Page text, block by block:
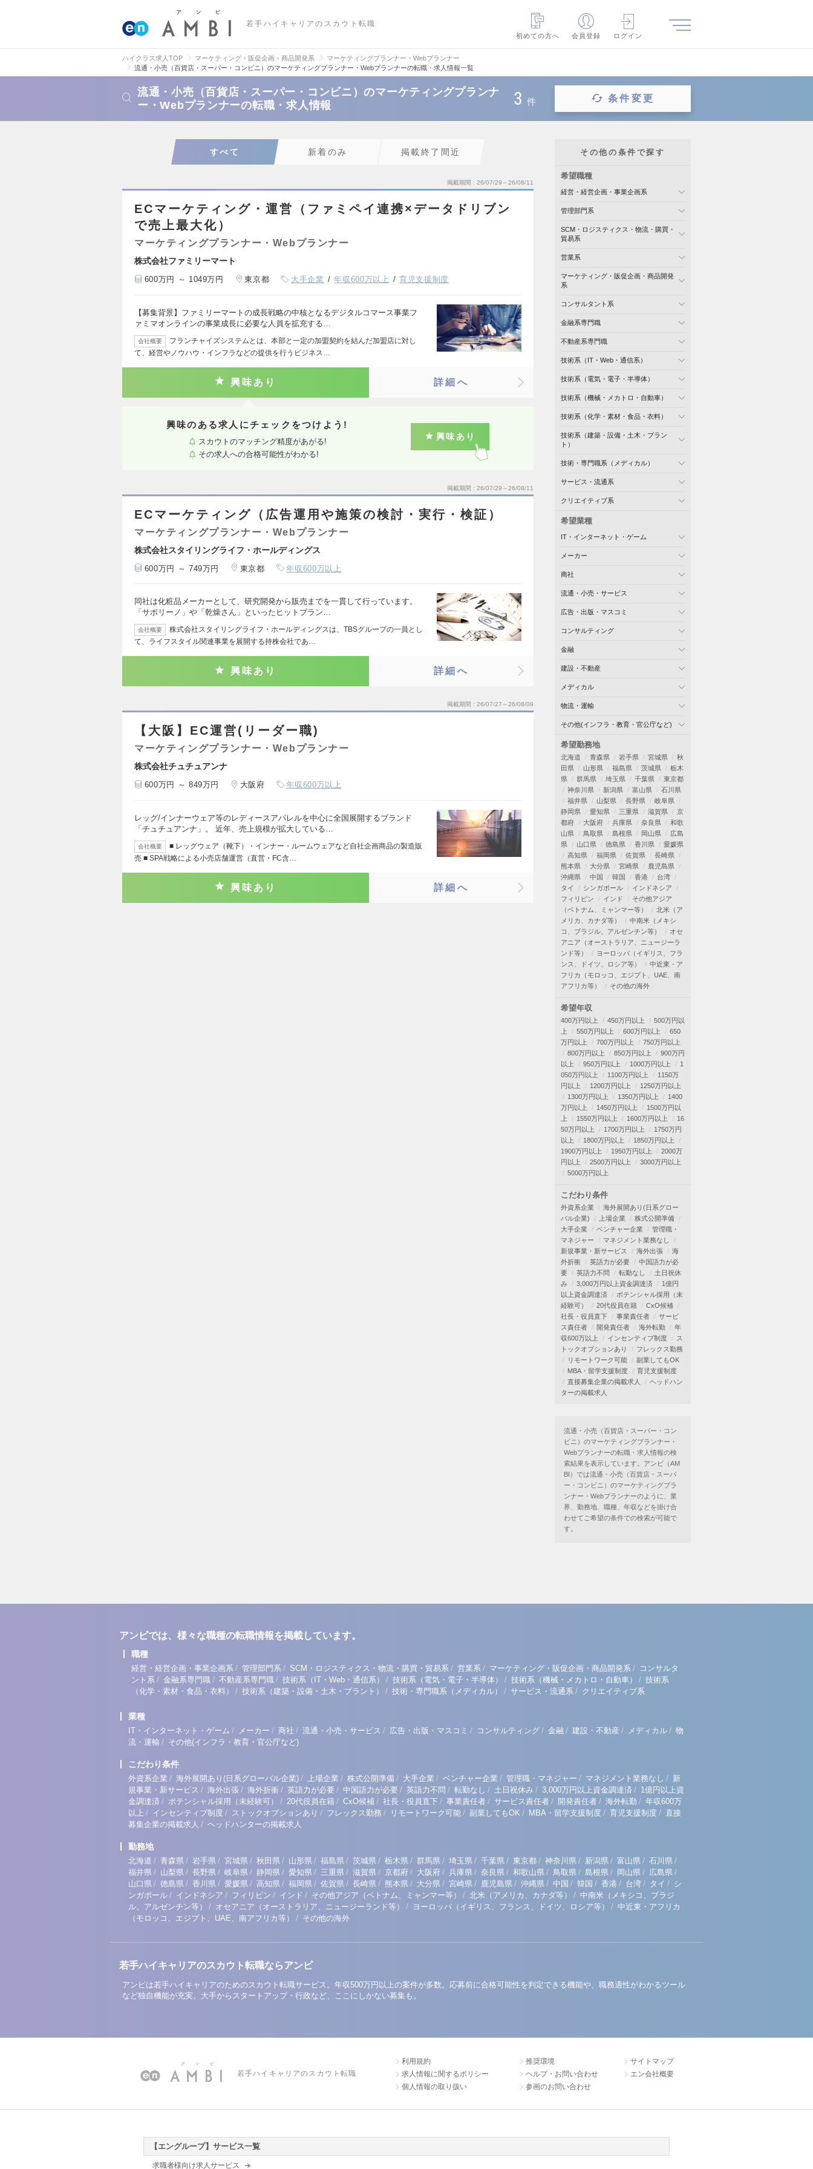
若手ハイキャリアのスカウト転職
初めての方へ
会員登録 ログイン
ハイクラス求人TOP マーケティング・販促企画・商品開発系
マーケティングプランナー・Webプランナー
流通・小売（百貨店・スーパー・コンビニ）のマーケティングプランナー・Webプランナーの転職・求人情報一覧
流通・小売（百貨店・スーパー・コンビニ）のマーケティングプランナ
ー・Webプランナーの転職・求人情報
3 件 条件変更
すべて 新着のみ 掲載終了間近
掲載期間 26/07/29～26/08/11
ECマーケティング・運営（ファミペイ連携×データドリブン
で売上最大化）
マーケティングプランナー・Webプランナー
株式会社ファミリーマート
600万円 ～ 1049万円 東京都 大手企業 年収600万以上 育児支援制度
【募集背景】ファミリーマートの成長戦略の中核となるデジタルコマース事業フ
ァミマオンラインの事業成長に必要な人員を拡充する…
会社概要
フランチャイズシステムとは、本部と一定の加盟契約を結んだ加盟店に対し
て、経営やノウハウ・インフラなどの提供を行うビジネス…
興味あり 詳細へ
興味のある求人にチェックをつけよう!
スカウトのマッチング精度があがる!
その求人への合格可能性がわかる!
興味あり
掲載期間 26/07/29～26/08/11
ECマーケティング（広告運用や施策の検討・実行・検証）
マーケティングプランナー・Webプランナー
株式会社スタイリングライフ・ホールディングス
600万円 ～ 749万円 東京都 年収600万以上
同社は化粧品メーカーとして、研究開発から販売までを一貫して行っています。
「サボリーノ」や「乾燥さん」といったヒットブラン…
会社概要
株式会社スタイリングライフ・ホールディングスは、TBSグループの一員とし
て、ライフスタイル関連事業を展開する持株会社であ…
興味あり 詳細へ
掲載期間 26/07/27～26/08/09
【大阪】EC運営(リーダー職)
マーケティングプランナー・Webプランナー
株式会社チュチュアンナ
600万円 ～ 849万円 大阪府 年収600万以上
レッグ/インナーウェア等のレディースアパレルを中心に全国展開するブランド
「チュチュアンナ」。 近年、売上規模が拡大している…
会社概要
■ レッグウェア（靴下）・インナー・ルームウェアなど自社企画商品の製造販
売 ■ SPA戦略による小売店舗運営（直営・FC含…
興味あり 詳細へ
その他の条件で探す
希望職種
経営・経営企画・事業企画系
管理部門系
SCM・ロジスティクス・物流・購買・
貿易系
営業系
マーケティング・販促企画・商品開発
系
コンサルタント系
金融系専門職
不動産系専門職
技術系（IT・Web・通信系）
技術系（電気・電子・半導体）
技術系（機械・メカトロ・自動車）
技術系（化学・素材・食品・衣料）
技術系（建築・設備・土木・プラン
ト）
技術・専門職系（メディカル）
サービス・流通系
クリエイティブ系
希望業種
IT・インターネット・ゲーム
メーカー
商社
流通・小売・サービス
広告・出版・マスコミ
コンサルティング
金融
建設・不動産
メディカル
物流・運輸
その他(インフラ・教育・官公庁など)
希望勤務地
北海道 青森県 岩手県 宮城県
秋
田県
山形県 福島県 茨城県
栃木
県
群馬県 埼玉県 千葉県
東京都
神奈川県
新潟県 富山県
石川県
福井県
山梨県 長野県
岐阜県
静岡県
愛知県 三重県 滋賀県
京
都府
大阪府 兵庫県 奈良県
和歌
山県
鳥取県 島根県 岡山県
広島
県
山口県 徳島県 香川県
愛媛県
高知県
福岡県 佐賀県
長崎県
熊本県
大分県 宮崎県
鹿児島県
沖縄県
中国 韓国 香港
台湾
タイ
シンガポール
インドネシア
フィリピン
インド
その他アジア
（ベトナム、ミャンマー等）
北米（ア
メリカ、カナダ等）
中南米（メキシ
コ、ブラジル、アルゼンチン等）
オセ
アニア（オーストラリア、ニュージーラ
ンド等）
ヨーロッパ（イギリス、フラ
ンス、ドイツ、ロシア等）
中近東・ア
フリカ（モロッコ、エジプト、UAE、南
アフリカ等）
その他の海外
希望年収
400万円以上 450万円以上
500万円以
上
550万円以上 600万円以上
650
万円以上
700万円以上
750万円以上
800万円以上
850万円以上
900万円
以上
950万円以上 1000万円以上
1
050万円以上
1100万円以上
1150万
円以上
1200万円以上
1250万円以上
1300万円以上
1350万円以上
1400
万円以上
1450万円以上
1500万円以
上
1550万円以上 1600万円以上
16
50万円以上
1700万円以上
1750万円
以上
1800万円以上
1850万円以上
1900万円以上
1950万円以上
2000万
円以上
2500万円以上
3000万円以上
5000万円以上
こだわり条件
外資系企業
海外展開あり(日系グロー
バル企業)
上場企業
株式公開準備
大手企業
ベンチャー企業
管理職・
マネジャー
マネジメント業務なし
新規事業・新サービス
海外出張
海
外折衝
英語力が必要
中国語力が必
要
英語力不問 転勤なし
土日祝休
み
3,000万円以上資金調達済
1億円
以上資金調達済
ポテンシャル採用（未
経験可）
20代役員在籍
CxO候補
社長・役員直下
事業責任者
サービ
ス責任者
開発責任者 海外転勤
年
収600万以上
インセンティブ制度
ス
トックオプションあり
フレックス勤務
リモートワーク可能
副業してもOK
MBA・留学支援制度
育児支援制度
直接募集企業の掲載求人
ヘッドハン
ターの掲載求人
流通・小売（百貨店・スーパー・コン
ビニ）のマーケティングプランナー・
Webプランナーの転職・求人情報の検
索結果を表示しています。アンビ（AM
BI）では流通・小売（百貨店・スーパ
ー・コンビニ）のマーケティングプラ
ンナー・Webプランナーのように、業
界、勤務地、職種、年収などを掛け合
わせてご希望の条件での検索が可能で
す。
アンビでは、様々な職種の転職情報を掲載しています。
職種
経営・経営企画・事業企画系 / 管理部門系 / SCM・ロジスティクス・物流・購買・貿易系 / 営業系 / マーケティング・販促企画・商品開発系 / コンサルタ
ント系 / 金融系専門職 / 不動産系専門職 / 技術系（IT・Web・通信系） / 技術系（電気・電子・半導体） / 技術系（機械・メカトロ・自動車） / 技術系
（化学・素材・食品・衣料）
/ 技術系（建築・設備・土木・プラント） / 技術・専門職系（メディカル） / サービス・流通系 / クリエイティブ系
業種
IT・インターネット・ゲーム / メーカー / 商社 / 流通・小売・サービス / 広告・出版・マスコミ / コンサルティング / 金融 / 建設・不動産 / メディカル / 物
流・運輸 / その他(インフラ・教育・官公庁など)
こだわり条件
外資系企業 / 海外展開あり(日系グローバル企業) / 上場企業 / 株式公開準備 / 大手企業 / ベンチャー企業 / 管理職・マネジャー / マネジメント業務なし / 新
規事業・新サービス / 海外出張 / 海外折衝 / 英語力が必要 / 中国語力が必要 / 英語力不問 / 転勤なし / 土日祝休み / 3,000万円以上資金調達済 / 1億円以上資
金調達済 / ポテンシャル採用（未経験可） / 20代役員在籍 / CxO候補 / 社長・役員直下 / 事業責任者 / サービス責任者 / 開発責任者 / 海外転勤 / 年収600万
以上 / インセンティブ制度 / ストックオプションあり / フレックス勤務 / リモートワーク可能 / 副業してもOK / MBA・留学支援制度 / 育児支援制度 / 直接
募集企業の掲載求人 / ヘッドハンターの掲載求人
勤務地
北海道 / 青森県 / 岩手県 / 宮城県 / 秋田県 / 山形県 / 福島県 / 茨城県 / 栃木県 / 群馬県 / 埼玉県 / 千葉県 / 東京都 / 神奈川県 / 新潟県 / 富山県 / 石川県 /
福井県 / 山梨県 / 長野県 / 岐阜県 / 静岡県 / 愛知県 / 三重県 / 滋賀県 / 京都府 / 大阪府 / 兵庫県 / 奈良県 / 和歌山県 / 鳥取県 / 島根県 / 岡山県 / 広島県 /
山口県 / 徳島県 / 香川県 / 愛媛県 / 高知県 / 福岡県 / 佐賀県 / 長崎県 / 熊本県 / 大分県 / 宮崎県 / 鹿児島県 / 沖縄県 / 中国 / 韓国 / 香港 / 台湾 / タイ / シ
ンガポール / インドネシア / フィリピン / インド / その他アジア（ベトナム、ミャンマー等） / 北米（アメリカ、カナダ等） / 中南米（メキシコ、ブラジ
ル、アルゼンチン等）
/ オセアニア（オーストラリア、ニュージーランド等） / ヨーロッパ（イギリス、フランス、ドイツ、ロシア等） / 中近東・アフリカ
（モロッコ、エジプト、UAE、南アフリカ等）
/ その他の海外
若手ハイキャリアのスカウト転職ならアンビ
アンビは若手ハイキャリアのためのスカウト転職サービス。年収500万円以上の案件が多数。応募前に合格可能性を判定できる機能や、職務適性がわかるツール
など独自機能が充実。大手からスタートアップ・行政など、ここにしかない募集も。
若手ハイキャリアのスカウト転職
利用規約
求人情報に関するポリシー
個人情報の取り扱い
推奨環境
ヘルプ・お問い合わせ
参画のお問い合わせ
サイトマップ
エン会社概要
【エングループ】サービス一覧
求職者様向け求人サービス